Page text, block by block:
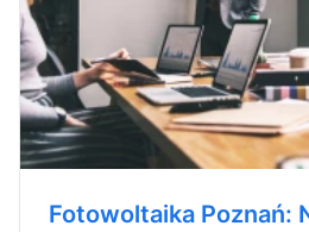
Fotowoltaika Poznań: